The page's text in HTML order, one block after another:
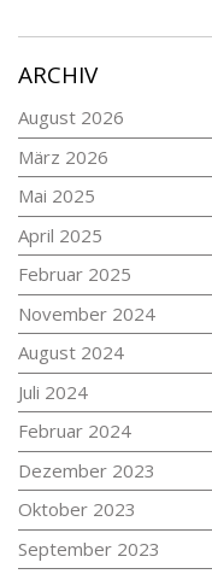
ARCHIV
August 2026
März 2026
Mai 2025
April 2025
Februar 2025
November 2024
August 2024
Juli 2024
Februar 2024
Dezember 2023
Oktober 2023
September 2023